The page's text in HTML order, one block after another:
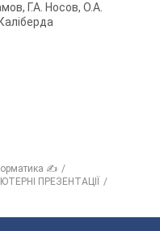
Г.А. Носов, О.А.
✍
ПРЕЗЕНТАЦІЇ